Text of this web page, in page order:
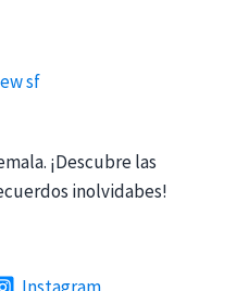
¡Descubre las
inolvidabes!